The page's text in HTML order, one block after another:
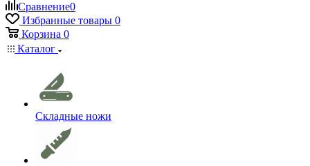
Сравнение0
Избранные товары 0
Корзина 0
Каталог
Складные ножи